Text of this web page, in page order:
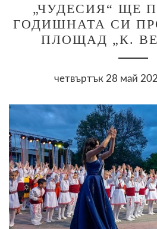
„ЧУДЕСИЯ“ ЩЕ
ГОДИШНАТА СИ
ПЛОЩАД „К.
четвъртък 28 май